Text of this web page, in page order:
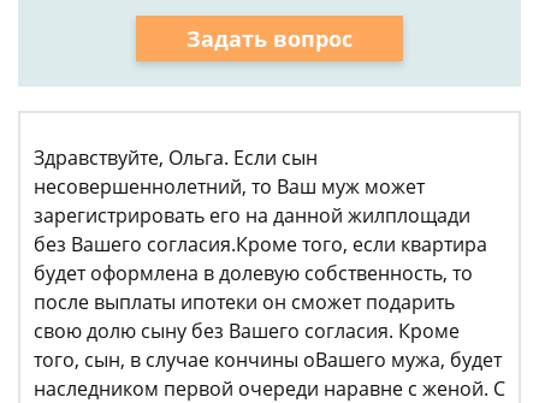
Задать вопрос
Здравствуйте, Ольга. Если сын
несовершеннолетний, то Ваш муж может
зарегистрировать его на данной жилплощади
без Вашего согласия.Кроме того, если квартира
будет оформлена в долевую собственность, то
после выплаты ипотеки он сможет подарить
свою долю сыну без Вашего согласия. Кроме
того, сын, в случае кончины оВашего мужа, будет
наследником первой очереди наравне с женой. С